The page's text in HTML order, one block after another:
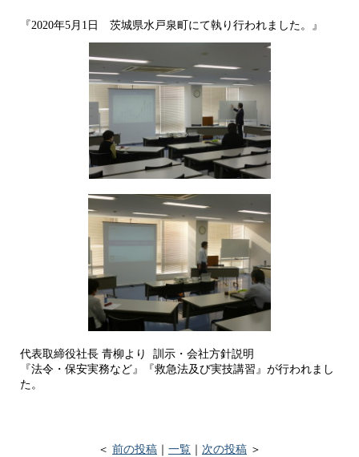
『2020年5月1日 茨城県水戸泉町にて執り行われました。』
代表取締役社長 青柳より 訓示・会社方針説明
『法令・保安実務など』『救急法及び実技講習』が行われまし
た。
＜ 前の投稿 一覧 次の投稿 ＞